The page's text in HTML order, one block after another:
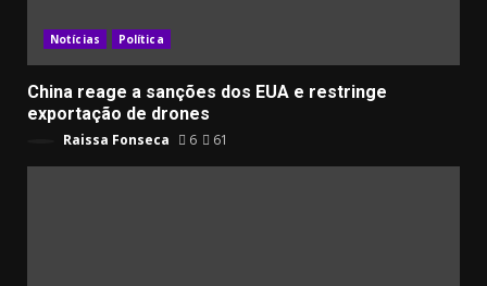
Notícias Política
China reage a sanções dos EUA e restringe
exportação de drones
Raissa Fonseca 6 61